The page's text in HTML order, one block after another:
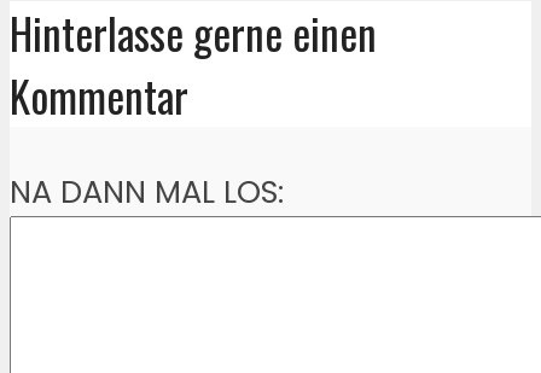
Hinterlasse gerne einen
Kommentar
NA DANN MAL LOS: